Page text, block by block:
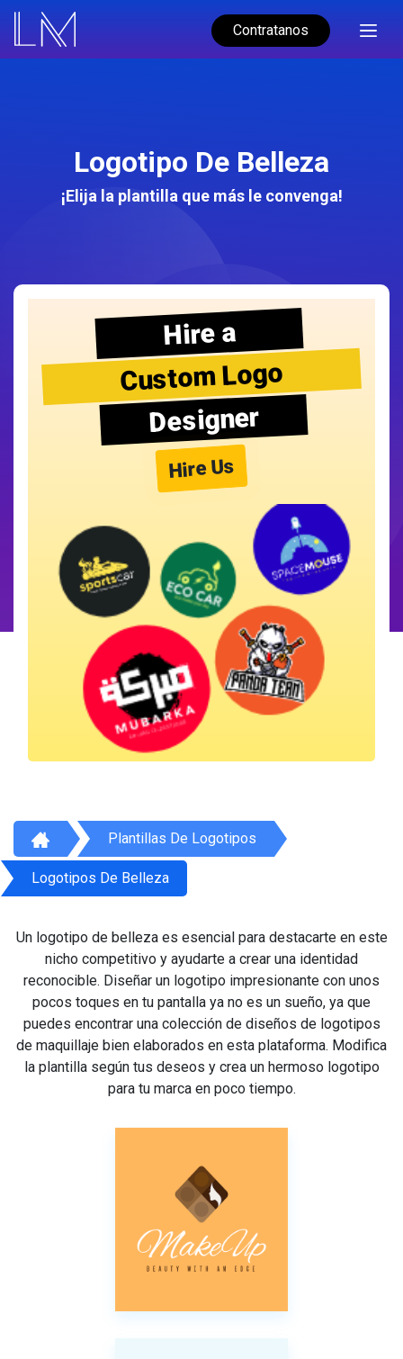
Contratanos
Logotipo De Belleza
¡Elija la plantilla que más le convenga!
Hire a
Custom Logo
Designer
Hire Us
Plantillas De Logotipos
Logotipos De Belleza
Un logotipo de belleza es esencial para destacarte en este
nicho competitivo y ayudarte a crear una identidad
reconocible. Diseñar un logotipo impresionante con unos
pocos toques en tu pantalla ya no es un sueño, ya que
puedes encontrar una colección de diseños de logotipos
de maquillaje bien elaborados en esta plataforma. Modifica
la plantilla según tus deseos y crea un hermoso logotipo
para tu marca en poco tiempo.